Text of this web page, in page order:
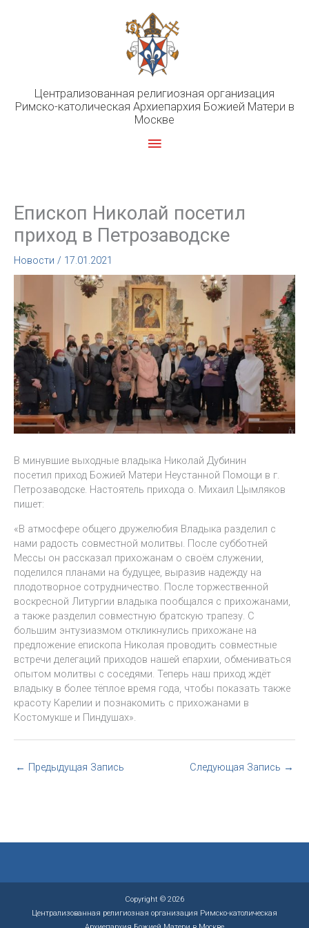
Централизованная религиозная организация
Римско-католическая Архиепархия Божией Матери в
Москве
Главное
Епископ Николай посетил
приход в Петрозаводске
Новости / 17.01.2021
В минувшие выходные владыка Николай Дубинин
посетил приход Божией Матери Неустанной Помощи в г.
Петрозаводске. Настоятель прихода о. Михаил Цымляков
пишет:
«В атмосфере общего дружелюбия Владыка разделил с
нами радость совместной молитвы. После субботней
Мессы он рассказал прихожанам о своём служении,
поделился планами на будущее, выразив надежду на
плодотворное сотрудничество. После торжественной
воскресной Литургии владыка пообщался с прихожанами,
а также разделил совместную братскую трапезу. С
большим энтузиазмом откликнулись прихожане на
предложение епископа Николая проводить совместные
встречи делегаций приходов нашей епархии, обмениваться
опытом молитвы с соседями. Теперь наш приход ждёт
владыку в более тёплое время года, чтобы показать также
красоту Карелии и познакомить с прихожанами в
Костомукше и Пиндушах».
← Предыдущая Запись Следующая Запись →
Copyright © 2026
Централизованная религиозная организация Римско-католическая